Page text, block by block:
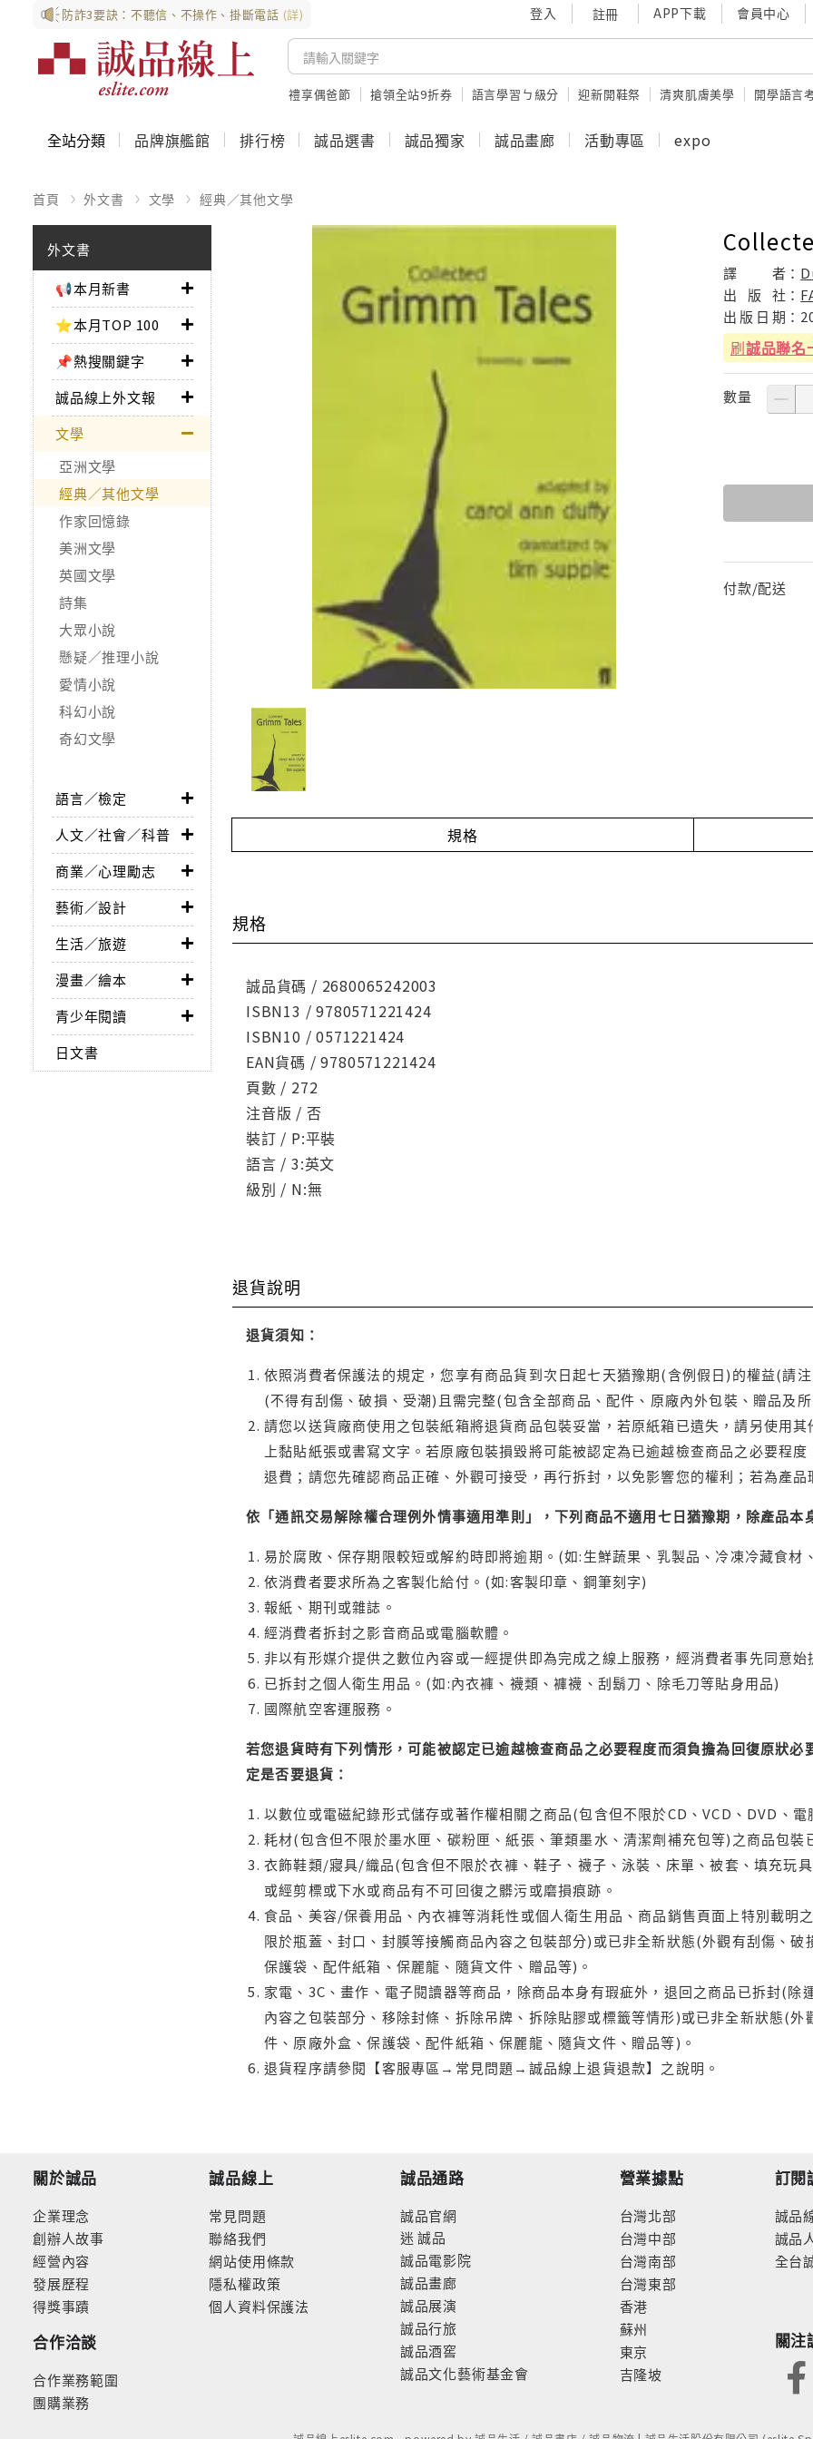
防詐3要訣：不聽信、不操作、掛斷電話 (詳) 登入 註冊 APP下載 會員中心
禮享偶爸節 搶領全站9折券 語言學習ㄅ級分 迎新開鞋祭 清爽肌膚美學 開學語言
全站分類 品牌旗艦館 排行榜 誠品選書 誠品獨家 誠品畫廊 活動專區 expo
首頁 外文書 文學 經典／其他文學
外文書
📢本月新書
⭐本月TOP 100
📌熱搜關鍵字
誠品線上外文報
文學
亞洲文學
經典／其他文學
作家回憶錄
美洲文學
英國文學
詩集
大眾小說
懸疑／推理小說
愛情小說
科幻小說
奇幻文學
語言／檢定
人文／社會／科普
商業／心理勵志
藝術／設計
生活／旅遊
漫畫／繪本
青少年閱讀
日文書
譯 者：
出
版 社：
出 版 日 期：
刷誠品聯名
數量
付款/配送
規格
規格
誠品貨碼 / 2680065242003
ISBN13 / 9780571221424
ISBN10 / 0571221424
EAN貨碼 / 9780571221424
頁數 / 272
注音版 / 否
裝訂 / P:平裝
語言 / 3:英文
級別 / N:無
退貨說明
退貨須知：
依照消費者保護法的規定，您享有商品貨到次日起七天猶豫期(含例假日)的權益(請
(不得有刮傷、破損、受潮)且需完整(包含全部商品、配件、原廠內外包裝、贈品及
請您以送貨廠商使用之包裝紙箱將退貨商品包裝妥當，若原紙箱已遺失，請另使用
上黏貼紙張或書寫文字。若原廠包裝損毀將可能被認定為已逾越檢查商品之必要程
退費；請您先確認商品正確、外觀可接受，再行拆封，以免影響您的權利；若為產
依「通訊交易解除權合理例外情事適用準則」，下列商品不適用七日猶豫期，除產品本
易於腐敗、保存期限較短或解約時即將逾期。(如:生鮮蔬果、乳製品、冷凍冷藏食材
依消費者要求所為之客製化給付。(如:客製印章、鋼筆刻字)
報紙、期刊或雜誌。
經消費者拆封之影音商品或電腦軟體。
非以有形媒介提供之數位內容或一經提供即為完成之線上服務，經消費者事先同意
已拆封之個人衛生用品。(如:內衣褲、襪類、褲襪、刮鬍刀、除毛刀等貼身用品)
國際航空客運服務。
若您退貨時有下列情形，可能被認定已逾越檢查商品之必要程度而須負擔為回復原狀
定是否要退貨：
以數位或電磁紀錄形式儲存或著作權相關之商品(包含但不限於CD、VCD、DVD、
耗材(包含但不限於墨水匣、碳粉匣、紙張、筆類墨水、清潔劑補充包等)之商品包
衣飾鞋類/寢具/織品(包含但不限於衣褲、鞋子、襪子、泳裝、床單、被套、填充玩
或經剪標或下水或商品有不可回復之髒污或磨損痕跡。
食品、美容/保養用品、內衣褲等消耗性或個人衛生用品、商品銷售頁面上特別載明
限於瓶蓋、封口、封膜等接觸商品內容之包裝部分)或已非全新狀態(外觀有刮傷、
保護袋、配件紙箱、保麗龍、隨貨文件、贈品等)。
家電、3C、畫作、電子閱讀器等商品，除商品本身有瑕疵外，退回之商品已拆封(
內容之包裝部分、移除封條、拆除吊牌、拆除貼膠或標籤等情形)或已非全新狀態(
件、原廠外盒、保護袋、配件紙箱、保麗龍、隨貨文件、贈品等)。
退貨程序請參閱【客服專區→常見問題→誠品線上退貨退款】之說明。
關於誠品
企業理念
創辦人故事
經營內容
發展歷程
得獎事蹟
合作洽談
合作業務範圍
團購業務
誠品線上
常見問題
聯絡我們
網站使用條款
隱私權政策
個人資料保護法
誠品通路
誠品官網
迷 誠品
誠品電影院
誠品畫廊
誠品展演
誠品行旅
誠品酒窖
誠品文化藝術基金會
營業據點
台灣北部
台灣中部
台灣南部
台灣東部
香港
蘇州
東京
吉隆坡
訂閱
誠品
誠品
全台
關注